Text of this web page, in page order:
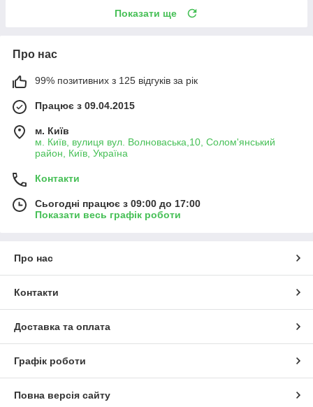
Показати ще
Про нас
99% позитивних з 125 відгуків за рік
Працює з 09.04.2015
м. Київ
м. Київ, вулиця вул. Волноваська,10, Солом'янський
район, Київ, Україна
Контакти
Сьогодні працює з 09:00 до 17:00
Показати весь графік роботи
Про нас
Контакти
Доставка та оплата
Графік роботи
Повна версія сайту